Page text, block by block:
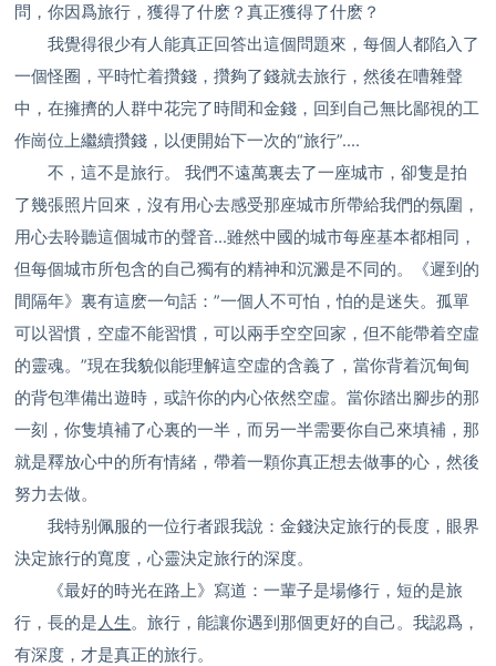
問，你因爲旅行，獲得了什麽？真正獲得了什麽？
我覺得很少有人能真正回答出這個問題來，每個人都陷入了
一個怪圈，平時忙着攢錢，攢夠了錢就去旅行，然後在嘈雜聲
中，在擁擠的人群中花完了時間和金錢，回到自己無比鄙視的工
作崗位上繼續攢錢，以便開始下一次的“旅行”....
不，這不是旅行。 我們不遠萬裏去了一座城市，卻隻是拍
了幾張照片回來，沒有用心去感受那座城市所帶給我們的氛圍，
用心去聆聽這個城市的聲音...雖然中國的城市每座基本都相同，
但每個城市所包含的自己獨有的精神和沉澱是不同的。《遲到的
間隔年》裏有這麽一句話：”一個人不可怕，怕的是迷失。孤單
可以習慣，空虛不能習慣，可以兩手空空回家，但不能帶着空虛
的靈魂。”現在我貌似能理解這空虛的含義了，當你背着沉甸甸
的背包準備出遊時，或許你的内心依然空虛。當你踏出腳步的那
一刻，你隻填補了心裏的一半，而另一半需要你自己來填補，那
就是釋放心中的所有情緒，帶着一顆你真正想去做事的心，然後
努力去做。
我特别佩服的一位行者跟我說：金錢決定旅行的長度，眼界
決定旅行的寬度，心靈決定旅行的深度。
《最好的時光在路上》寫道：一輩子是場修行，短的是旅
行，長的是人生。旅行，能讓你遇到那個更好的自己。我認爲，
有深度，才是真正的旅行。